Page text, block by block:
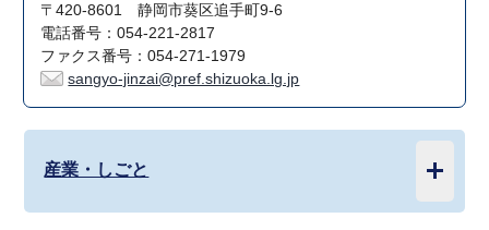
〒420-8601 静岡市葵区追手町9-6
電話番号：054-221-2817
ファクス番号：054-271-1979
sangyo-jinzai@pref.shizuoka.lg.jp
産業・しごと